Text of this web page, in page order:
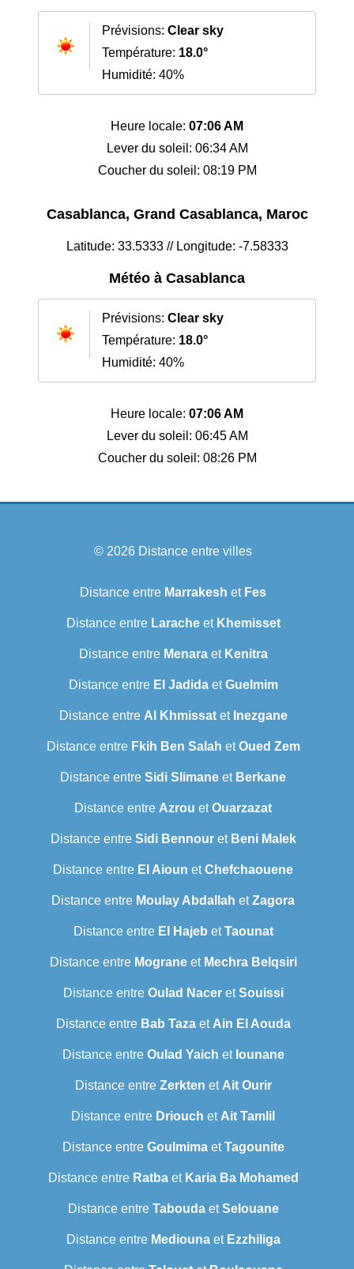
Prévisions: Clear sky
Température: 18.0°
Humidité: 40%
Heure locale: 07:06 AM
Lever du soleil: 06:34 AM
Coucher du soleil: 08:19 PM
Casablanca, Grand Casablanca, Maroc
Latitude: 33.5333 // Longitude: -7.58333
Météo à Casablanca
Prévisions: Clear sky
Température: 18.0°
Humidité: 40%
Heure locale: 07:06 AM
Lever du soleil: 06:45 AM
Coucher du soleil: 08:26 PM
© 2026 Distance entre villes
Distance entre Marrakesh et Fes
Distance entre Laracheet Khemisset
Distance entre Menaraet Kenitra
Distance entre El JadidaetGuelmim
Distance entre Al Khmissatet Inezgane
Distance entre Fkih Ben Salah etOued Zem
Distance entre Sidi Slimane et Berkane
Distance entre Azrou etOuarzazat
Distance entre Sidi Bennouret Beni Malek
Distance entre El Aioun etChefchaouene
Distance entre Moulay Abdallah etZagora
Distance entre El Hajeb etTaounat
Distance entre Mograneet Mechra Belqsiri
Distance entre Oulad NaceretSouissi
Distance entre Bab Tazaet Ain El Aouda
Distance entre Oulad Yaich et Iounane
Distance entre Zerkten et Ait Ourir
Distance entre Driouch et Ait Tamlil
Distance entre GoulmimaetTagounite
Distance entre Ratbaet Karia Ba Mohamed
Distance entre TaboudaetSelouane
Distance entre Mediounaet Ezzhiliga